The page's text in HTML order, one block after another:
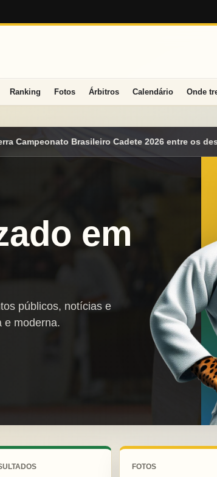
Ranking Fotos Árbitros Calendário Onde
2026 entre os destaques nacionais Mato
em
públicos, notícias e
e moderna.
FOTOS